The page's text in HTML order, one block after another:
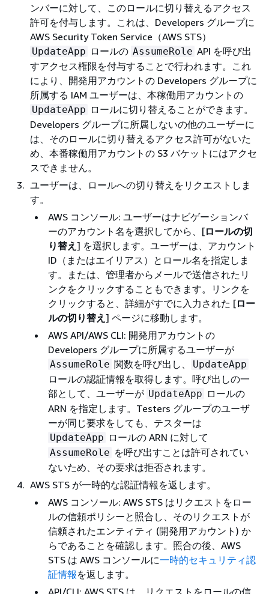
ンバーに対して、このロールに切り替えるアクセス
許可を付与します。これは、Developers グループに
AWS Security Token Service（AWS STS）
UpdateApp ロールの AssumeRole API を呼び出
すアクセス権限を付与することで行われます。これ
により、開発用アカウントの Developers グループに
所属する IAM ユーザーは、本稼働用アカウントの
UpdateApp ロールに切り替えることができます。
Developers グループに所属しないの他のユーザーに
は、そのロールに切り替えるアクセス許可がないた
め、本番稼働用アカウントの S3 バケットにはアクセ
スできません。
ユーザーは、ロールへの切り替えをリクエストしま
す。
AWS コンソール: ユーザーはナビゲーションバ
ーのアカウント名を選択してから、[ロールの切
り替え ] を選択します。ユーザーは、アカウント
ID（またはエイリアス）とロール名を指定しま
す。または、管理者からメールで送信されたリ
ンクをクリックすることもできます。リンクを
クリックすると、詳細がすでに入力された [ロー
ルの切り替え ] ページに移動します。
AWS API/AWS CLI: 開発用アカウントの
Developers グループに所属するユーザーが
AssumeRole 関数を呼び出し、 UpdateApp
ロールの認証情報を取得します。呼び出しの一
部として、ユーザーが UpdateApp ロールの
ARN を指定します。Testers グループのユーザ
ーが同じ要求をしても、テスターは
UpdateApp ロールの ARN に対して
AssumeRole を呼び出すことは許可されてい
ないため、その要求は拒否されます。
AWS STS が一時的な認証情報を返します。
AWS コンソール: AWS STS はリクエストをロー
ルの信頼ポリシーと照合し、そのリクエストが
信頼されたエンティティ (開発用アカウント) か
らであることを確認します。照合の後、AWS
STS は AWS コンソールに一時的セキュリティ認
証情報 を返します。
API/CLI: AWS STS は、リクエストをロールの信